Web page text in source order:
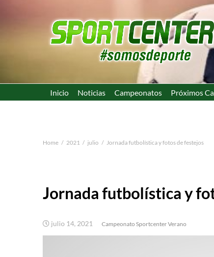
Inicio Noticias Campeonatos Próximos
Home 2021 julio Jornada futbolística y fotos de festejos
Jornada futbolística y
julio 14, 2021 Campeonato Sportcenter Verano